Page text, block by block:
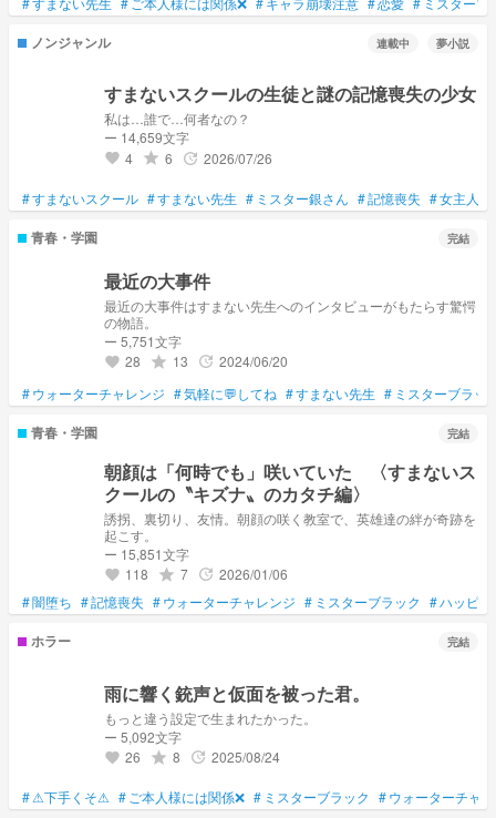
ノンジャンル 連載中 夢小説
すまないスクールの生徒と謎の記憶喪失の少女
私は…誰で…何者なの？
ー 14,659文字
favorite 4 grade 6 update 2026/07/26
#すまないスクール #すまない先生 # ミスター銀さん #記憶喪失 #女主人公
青春・学園 完結
最近の大事件
最近の大事件はすまない先生へのインタビューがもたらす驚愕
の物語。
ー 5,751文字
favorite 28 grade 13 update 2024/06/20
#ウォーターチャレンジ #気軽に💬してね #すまない先生 # ミスターブラッ
青春・学園 完結
朝顔は「何時でも」咲いていた 〈すまないス
クールの〝キズナ〟のカタチ編〉
誘拐、裏切り、友情。朝顔の咲く教室で、英雄達の絆が奇跡を
起こす。
ー 15,851文字
favorite 118 grade 7 update 2026/01/06
#闇堕ち #記憶喪失 #ウォーターチャレンジ # ミスターブラック #ハッピ
ホラー 完結
雨に響く銃声と仮面を被った君。
もっと違う設定で生まれたかった。
ー 5,092文字
favorite 26 grade 8 update 2025/08/24
#⚠下手くそ⚠ # ご本人様には関係❌ # ミスターブラック #ウォーターチャ